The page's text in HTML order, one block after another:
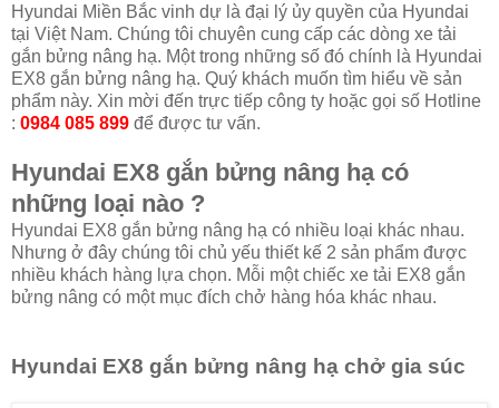
Hyundai Miền Bắc vinh dự là đại lý ủy quyền của Hyundai
tại Việt Nam. Chúng tôi chuyên cung cấp các dòng xe tải
gắn bửng nâng hạ. Một trong những số đó chính là Hyundai
EX8 gắn bửng nâng hạ. Quý khách muốn tìm hiểu về sản
phẩm này. Xin mời đến trực tiếp công ty hoặc gọi số Hotline
: 0984 085 899 để được tư vấn.
Hyundai EX8 gắn bửng nâng hạ có
những loại nào ?
Hyundai EX8 gắn bửng nâng hạ có nhiều loại khác nhau.
Nhưng ở đây chúng tôi chủ yếu thiết kế 2 sản phẩm được
nhiều khách hàng lựa chọn. Mỗi một chiếc xe tải EX8 gắn
bửng nâng có một mục đích chở hàng hóa khác nhau.
Hyundai EX8 gắn bửng nâng hạ chở gia súc